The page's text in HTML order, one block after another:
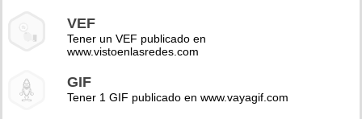
VEF
Tener un VEF publicado en
www.vistoenlasredes.com
GIF
Tener 1 GIF publicado en www.vayagif.com